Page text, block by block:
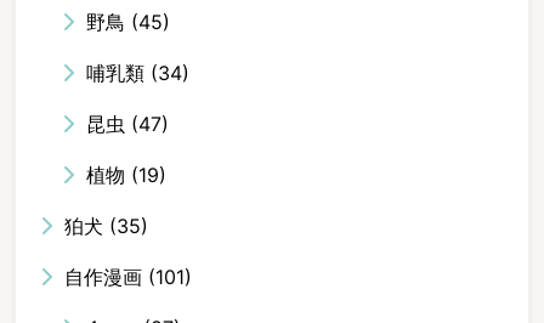
野鳥 (45)
哺乳類 (34)
昆虫 (47)
植物 (19)
狛犬 (35)
自作漫画 (101)